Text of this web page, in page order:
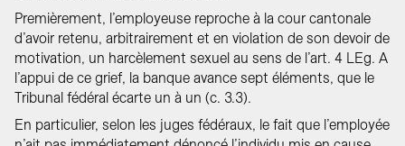
Premièrement, l’employeuse reproche à la cour cantonale
d’avoir retenu, arbitrairement et en violation de son devoir de
motivation, un harcèlement sexuel au sens de l’art. 4 LEg. A
l’appui de ce grief, la banque avance sept éléments, que le
Tribunal fédéral écarte un à un (c. 3.3).
En particulier, selon les juges fédéraux, le fait que l’employée